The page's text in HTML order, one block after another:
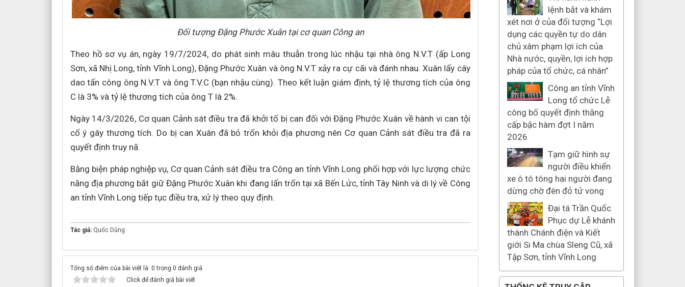
Đối tượng Đặng Phước Xuân tại cơ quan Công an
Theo hồ sơ vụ án, ngày 19/7/2024, do phát sinh mâu thuẫn trong lúc nhậu tại nhà ông N.V.T (ấp Long
Sơn, xã Nhị Long, tỉnh Vĩnh Long), Đặng Phước Xuân và ông N.V.T xảy ra cự cãi và đánh nhau. Xuân lấy cây
dao tấn công ông N.V.T và ông T.V.C (bạn nhậu cùng). Theo kết luận giám định, tỷ lệ thương tích của ông
C là 3% và tỷ lệ thương tích của ông T là 2%.
Ngày 14/3/2026, Cơ quan Cảnh sát điều tra đã khởi tố bị can đối với Đặng Phước Xuân về hành vi can tội
cố ý gây thương tích. Do bị can Xuân đã bỏ trốn khỏi địa phương nên Cơ quan Cảnh sát điều tra đã ra
quyết định truy nã.
Bằng biện pháp nghiệp vụ, Cơ quan Cảnh sát điều tra Công an tỉnh Vĩnh Long phối hợp với lực lượng chức
năng địa phương bắt giữ Đặng Phước Xuân khi đang lẩn trốn tại xã Bến Lức, tỉnh Tây Ninh và di lý về Công
an tỉnh Vĩnh Long tiếp tục điều tra, xử lý theo quy định.
Tác giả: Quốc Dũng
Tổng số điểm của bài viết là: 0 trong 0 đánh giá
Click để đánh giá bài viết
lệnh bắt và khám
xét nơi ở của đối tượng “Lợi
dụng các quyền tự do dân
chủ xâm phạm lợi ích của
Nhà nước, quyền, lợi ích hợp
pháp của tổ chức, cá nhân”
Công an tỉnh Vĩnh
Long tổ chức Lễ
công bố quyết định thăng
cấp bậc hàm đợt I năm
2026
Tạm giữ hình sự
người điều khiển
xe ô tô tông hai người đang
dừng chờ đèn đỏ tử vong
Đại tá Trần Quốc
Phục dự Lễ khánh
thành Chánh điện và Kiết
giới Si Ma chùa Sleng Cũ, xã
Tập Sơn, tỉnh Vĩnh Long